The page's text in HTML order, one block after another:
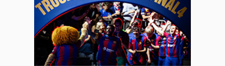
Steinbock Baumaschinen
Steinbock Boss Gabelstapler
Steinbock Dfg Gabelstapler